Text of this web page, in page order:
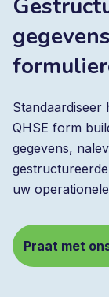
Standaardiseer
QHSE form
gegevens,
uw
Praat met